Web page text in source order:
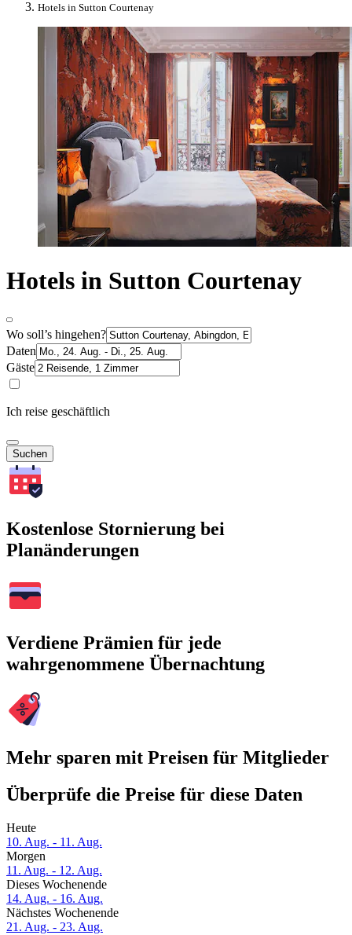
Hotels in Sutton Courtenay
Hotels in Sutton Courtenay
Wo soll’s hingehen?
Daten
Gäste
Ich reise geschäftlich
Suchen
Kostenlose Stornierung bei
Planänderungen
Verdiene Prämien für jede
wahrgenommene Übernachtung
Mehr sparen mit Preisen für Mitglieder
Überprüfe die Preise für diese Daten
Heute
10. Aug. - 11. Aug.
Morgen
11. Aug. - 12. Aug.
Dieses Wochenende
14. Aug. - 16. Aug.
Nächstes Wochenende
21. Aug. - 23. Aug.